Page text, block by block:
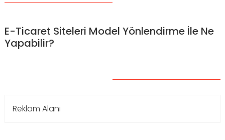
E-Ticaret Siteleri Model Yönlendirme İle Ne
Yapabilir?
Reklam Alanı